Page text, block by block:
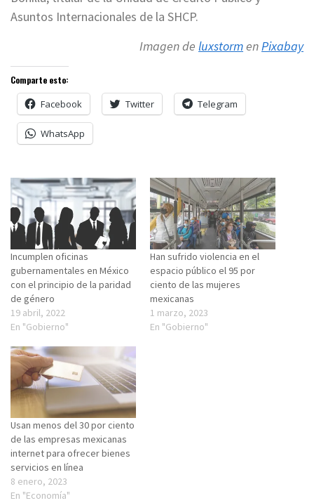
Asuntos Internacionales de la SHCP.
Imagen de luxstormenPixabay
Comparte esto:
Facebook Twitter Telegram
WhatsApp
Incumplen oficinas
gubernamentales en México
con el principio de la paridad
de género
19 abril, 2022
En "Gobierno"
Han sufrido violencia en el
espacio público el 95 por
ciento de las mujeres
mexicanas
1 marzo, 2023
En "Gobierno"
Usan menos del 30 por ciento
de las empresas mexicanas
internet para ofrecer bienes
servicios en línea
8 enero, 2023
En "Economía"